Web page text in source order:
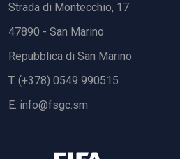
Strada di Montecchio, 17
47890 - San Marino
Repubblica di San Marino
T. (+378) 0549 990515
E. info@fsgc.sm